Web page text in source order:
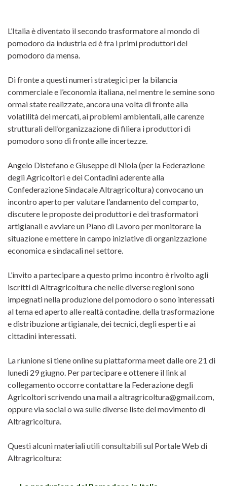
L’Italia è diventato il secondo trasformatore al mondo di
pomodoro da industria ed è fra i primi produttori del
pomodoro da mensa.
Di fronte a questi numeri strategici per la bilancia
commerciale e l’economia italiana, nel mentre le semine sono
ormai state realizzate, ancora una volta di fronte alla
volatilità dei mercati, ai problemi ambientali, alle carenze
strutturali dell’organizzazione di filiera i produttori di
pomodoro sono di fronte alle incertezze.
Angelo Distefano e Giuseppe di Niola (per la Federazione
degli Agricoltori e dei Contadini aderente alla
Confederazione Sindacale Altragricoltura) convocano un
incontro aperto per valutare l’andamento del comparto,
discutere le proposte dei produttori e dei trasformatori
artigianali e avviare un Piano di Lavoro per monitorare la
situazione e mettere in campo iniziative di organizzazione
economica e sindacali nel settore.
L’invito a partecipare a questo primo incontro è rivolto agli
iscritti di Altragricoltura che nelle diverse regioni sono
impegnati nella produzione del pomodoro o sono interessati
al tema ed aperto alle realtà contadine. della trasformazione
e distribuzione artigianale, dei tecnici, degli esperti e ai
cittadini interessati.
La riunione si tiene online su piattaforma meet dalle ore 21 di
lunedi 29 giugno. Per partecipare e ottenere il link al
collegamento occorre contattare la Federazione degli
Agricoltori scrivendo una mail a altragricoltura@gmail.com,
oppure via social o wa sulle diverse liste del movimento di
Altragricoltura.
Questi alcuni materiali utili consultabili sul Portale Web di
Altragricoltura: